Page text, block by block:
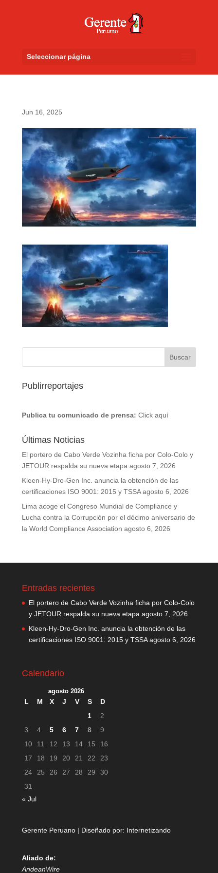
Seleccionar página
Jun 16, 2025
Publirreportajes
Publica tu comunicado de prensa: Click aquí
Últimas Noticias
El portero de Cabo Verde Vozinha ficha por Colo-Colo y
JETOUR respalda su nueva etapa agosto 7, 2026
Kleen-Hy-Dro-Gen Inc. anuncia la obtención de las
certificaciones ISO 9001: 2015 y TSSA agosto 6, 2026
Lima acoge el Congreso Mundial de Compliance y
Lucha contra la Corrupción por el décimo aniversario de
la World Compliance Association agosto 6, 2026
Entradas recientes
El portero de Cabo Verde Vozinha ficha por Colo-Colo
y JETOUR respalda su nueva etapa agosto 7, 2026
Kleen-Hy-Dro-Gen Inc. anuncia la obtención de las
certificaciones ISO 9001: 2015 y TSSA agosto 6, 2026
Calendario
agosto 2026
L M X J V S
D
1
2
3
4 5 6 7 8
9
10
11 12 13 14 15
16
17
18 19 20 21 22
23
24
25 26 27 28 29
30
31
« Jul
Gerente Peruano | Diseñado por: Internetizando
Aliado de:
AndeanWire